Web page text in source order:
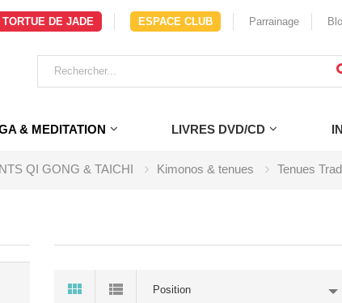
TORTUE DE JADE ESPACE CLUB Parrainage
& MEDITATION LIVRES DVD/CD
QI GONG & TAICHI Kimonos & tenues Tenues
Position